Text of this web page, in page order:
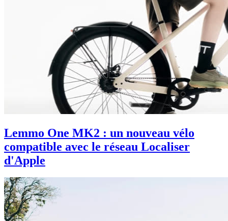
Lemmo One MK2 : un nouveau vélo
compatible avec le réseau Localiser
d'Apple